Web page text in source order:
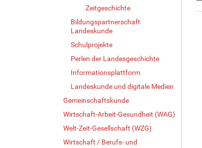
Zeitgeschichte
Bildungspartnerschaft
Landeskunde
Schulprojekte
Perlen der Landesgeschichte
Informationsplattform
Landeskunde und digitale Medien
Gemeinschaftskunde
Wirtschaft-Arbeit-Gesundheit (WAG)
Welt-Zeit-Gesellschaft (WZG)
Wirtschaft / Berufs- und